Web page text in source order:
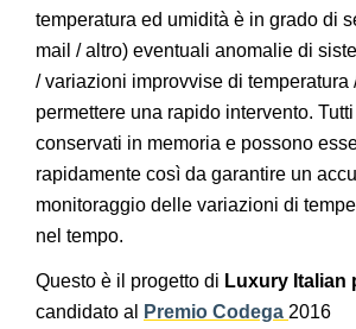
temperatura ed umidità è in grado di
mail / altro) eventuali anomalie di
/ variazioni improvvise di temperatura
permettere una rapido intervento.
conservati in memoria e possono
rapidamente così da garantire un
monitoraggio delle variazioni di
nel tempo.
Questo è il progetto di Luxury Italian
candidato al
Premio Codega 2016